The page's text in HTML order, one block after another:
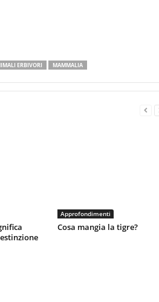
ERBIVORI MAMMALIA
Approfondimenti
Cosa mangia la tigre?